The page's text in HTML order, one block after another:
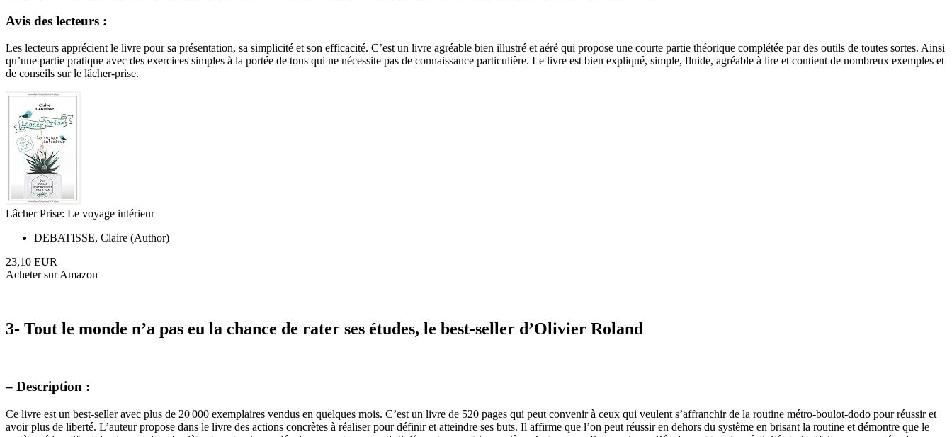
Avis des lecteurs :
Les lecteurs apprécient le livre pour sa présentation, sa simplicité et son efficacité. C’est un livre agréable bien illustré et aéré qui propose une courte partie théorique complétée par des outils de toutes sortes. Ainsi
qu’une partie pratique avec des exercices simples à la portée de tous qui ne nécessite pas de connaissance particulière. Le livre est bien expliqué, simple, fluide, agréable à lire et contient de nombreux exemples et
de conseils sur le lâcher-prise.
Lâcher Prise: Le voyage intérieur
DEBATISSE, Claire (Author)
23,10 EUR
Acheter sur Amazon
3- Tout le monde n’a pas eu la chance de rater ses études, le best-seller d’Olivier Roland
– Description :
Ce livre est un best-seller avec plus de 20 000 exemplaires vendus en quelques mois. C’est un livre de 520 pages qui peut convenir à ceux qui veulent s’affranchir de la routine métro-boulot-dodo pour réussir et
avoir plus de liberté. L’auteur propose dans le livre des actions concrètes à réaliser pour définir et atteindre ses buts. Il affirme que l’on peut réussir en dehors du système en brisant la routine et démontre que le